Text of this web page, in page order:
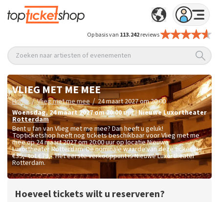
Op basis van 113.242reviews
Zoeken naar artiesten of evenementen
VLIEG MET ME MEE
Home / Vlieg met me mee / 24 maart 2027 om 20:00
woensdag,24 maart 2027 om 20:00uur|Nieuwe Luxortheater
Rotterdam
Bent u fan van Vlieg met me mee? Dan heeft u geluk!
Topticketshop heeft nog tickets beschikbaar voor Vlieg met me
mee op 24 maart 2027 om 20:00 uur op locatie Nieuwe
Luxortheater Rotterdam. De nominale waarde van deze tickets is
€39,- tot €79,-. Het eerste verkooppunt is Nieuwe Luxortheater
Rotterdam.
Hoeveel tickets wilt u reserveren?